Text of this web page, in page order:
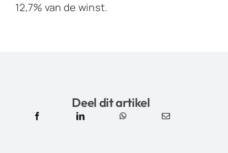
12,7% van de winst.
Deel dit artikel